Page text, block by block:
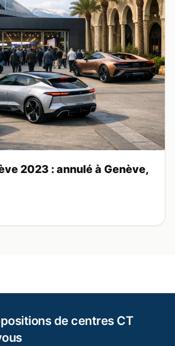
2023 : annulé à Genève,
de centres CT